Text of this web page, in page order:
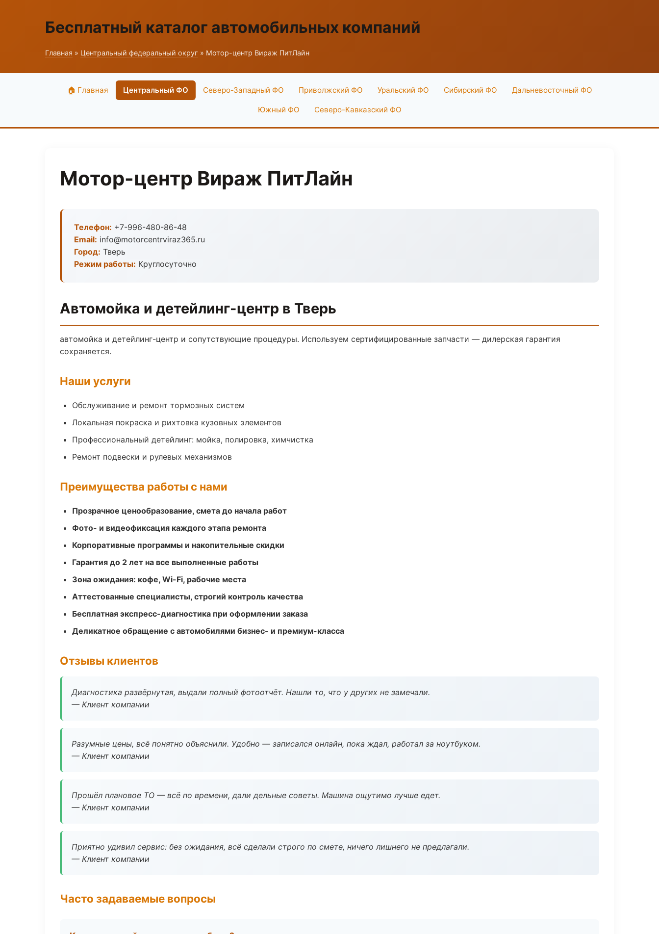
Бесплатный каталог автомобильных компаний
Главная » Центральный федеральный округ » Мотор-центр Вираж ПитЛайн
🏠 Главная Центральный ФО Северо-Западный ФО Приволжский ФО Уральский ФО Сибирский ФО Дальневосточный ФО
Южный ФО Северо-Кавказский ФО
Мотор-центр Вираж ПитЛайн
Телефон: +7-996-480-86-48
Email: info@motorcentrviraz365.ru
Город: Тверь
Режим работы: Круглосуточно
Автомойка и детейлинг-центр в Тверь
автомойка и детейлинг-центр и сопутствующие процедуры. Используем сертифицированные запчасти — дилерская гарантия
сохраняется.
Наши услуги
Обслуживание и ремонт тормозных систем
Локальная покраска и рихтовка кузовных элементов
Профессиональный детейлинг: мойка, полировка, химчистка
Ремонт подвески и рулевых механизмов
Преимущества работы с нами
Прозрачное ценообразование, смета до начала работ
Фото- и видеофиксация каждого этапа ремонта
Корпоративные программы и накопительные скидки
Гарантия до 2 лет на все выполненные работы
Зона ожидания: кофе, Wi-Fi, рабочие места
Аттестованные специалисты, строгий контроль качества
Бесплатная экспресс-диагностика при оформлении заказа
Деликатное обращение с автомобилями бизнес- и премиум-класса
Отзывы клиентов
Диагностика развёрнутая, выдали полный фотоотчёт. Нашли то, что у других не замечали.
— Клиент компании
Разумные цены, всё понятно объяснили. Удобно — записался онлайн, пока ждал, работал за ноутбуком.
— Клиент компании
Прошёл плановое ТО — всё по времени, дали дельные советы. Машина ощутимо лучше едет.
— Клиент компании
Приятно удивил сервис: без ожидания, всё сделали строго по смете, ничего лишнего не предлагали.
— Клиент компании
Часто задаваемые вопросы